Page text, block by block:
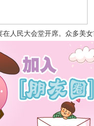
人民大会堂开席。众多美女